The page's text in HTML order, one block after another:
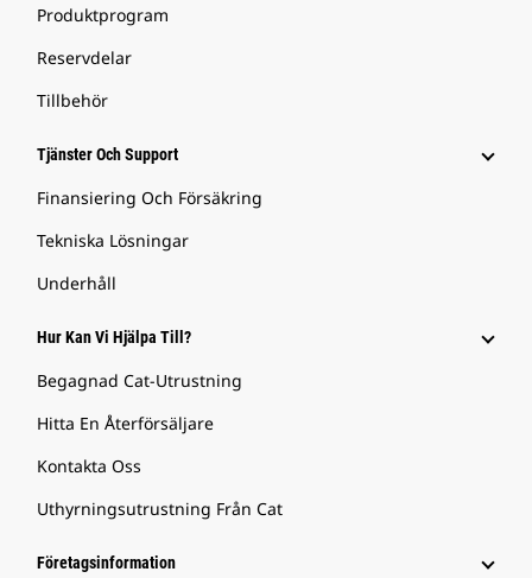
Produktprogram
Reservdelar
Tillbehör
Tjänster Och Support
Finansiering Och Försäkring
Tekniska Lösningar
Underhåll
Hur Kan Vi Hjälpa Till?
Begagnad Cat-Utrustning
Hitta En Återförsäljare
Kontakta Oss
Uthyrningsutrustning Från Cat
Företagsinformation